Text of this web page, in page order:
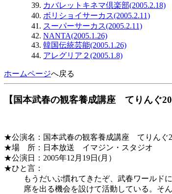
カバレットキネマ倶楽部(2005.2.18)
ボリショイサーカス(2005.2.11)
スーパーサーカス(2005.2.11)
NANTA(2005.1.26)
韓国伝統芸能(2005.1.26)
アレグリア２(2005.1.8)
ホームページへ戻る
【国本武春の観客養成講座 てりんぐ
★公演名：国本武春の観客養成講座 てりんぐ
★場 所：日本放送 イマジン・スタジオ
★公演日：2005年12月19日(月）
★ひと言：
もうだいぶ慣れてきたぞ、武春ワールド
席を出る機会を設けて活動している。そ